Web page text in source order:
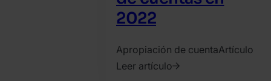
2022
Apropiación de cuentaArtículo
Leer artículo